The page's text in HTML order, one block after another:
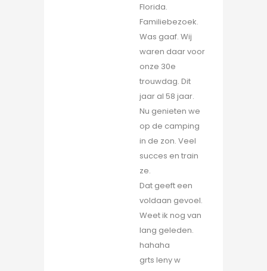
Florida.
Familiebezoek.
Was gaaf. Wij
waren daar voor
onze 30e
trouwdag. Dit
jaar al 58 jaar.
Nu genieten we
op de camping
in de zon. Veel
succes en train
ze.
Dat geeft een
voldaan gevoel.
Weet ik nog van
lang geleden.
hahaha
grts leny w